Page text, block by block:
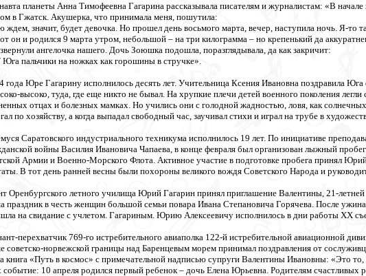
планеты Анна Тимофеевна Гагарина рассказывала писателям и журналистам: «В начале
в Гжатск. Акушерка, что принимала меня, пошутила:
ждем, значит, будет девочка. Но прошел день восьмого марта, вечер, наступила ночь. Я-то
он и родился 9 марта утром, небольшой – на три килограмма – но крепенький да
ангелочка нашего. Дочь Зоюшка подошла, поразглядывала, да как закричит:
пальчики на ножках как горошины в стручке».
года Юре Гагарину исполнилось десять лет. Учительница Ксения Ивановна поздравила
высоко, туда, где еще никто не бывал. На хрупкие плечи детей военного поколения
отцах и болезных мамках. Но учились они с голодной жадностью, ловя, как
по хозяйству, а когда выпадал свободный час, заучивал стихи и играл на трубе в
Саратовского индустриального техникума исполнилось 19 лет. По инициативе
войны Василия Ивановича Чапаева, в конце февраля был организован лыжный
Армии и Военно-Морского Флота. Активное участие в подготовке пробега принял
В тот день ранней весны были похороны великого вождя Советского Народа и
Оренбургского летного училища Юрий Гагарин принял приглашение Валентины, 21-
праздник в честь женщин большой семьи повара Ивана Степановича Горячева. После
на свидание с учлетом. Гагариным. Юрию Алексеевичу исполнилось в дни работы ХХ
перехватчик 769-го истребительного авиаполка 122-й истребительной авиационной
советско-норвежской границы над Баренцевым морем принимал поздравления от
книга «Путь в космос» с примечательной надписью супруги Валентины Ивановны: «Это
событие: 10 апреля родился первый ребенок – дочь Елена Юрьевна. Родителям